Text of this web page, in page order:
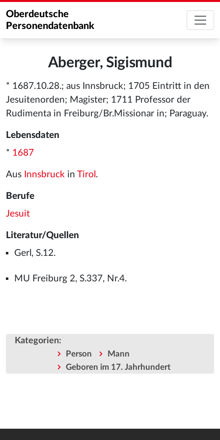
Oberdeutsche
Personendatenbank
Aberger, Sigismund
* 1687.10.28.; aus Innsbruck; 1705 Eintritt in den
Jesuitenorden; Magister; 1711 Professor der
Rudimenta in Freiburg/Br.Missionar in; Paraguay.
Lebensdaten
* 1687
Aus Innsbruck in Tirol .
Berufe
Jesuit
Literatur/Quellen
Gerl, S.12.
MU Freiburg 2, S.337, Nr.4.
Kategorien:
Person
Mann
Geboren im 17. Jahrhundert